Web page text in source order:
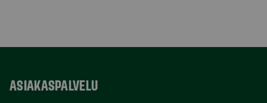
ASIAKASPALVELU